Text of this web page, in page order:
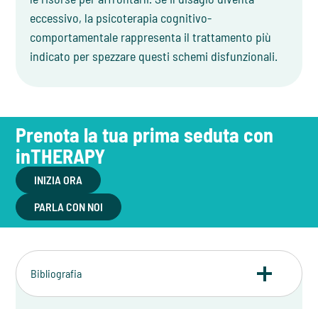
eccessivo, la psicoterapia cognitivo-
comportamentale rappresenta il trattamento più
indicato per spezzare questi schemi disfunzionali.
Prenota la tua prima seduta con
inTHERAPY
INIZIA ORA
PARLA CON NOI
Bibliografia